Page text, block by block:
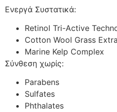
Ενεργά Συστατικά:
Retinol Tri-Active
Cotton Wool Grass
Marine Kelp Complex
Σύνθεση χωρίς:
Parabens
Sulfates
Phthalates